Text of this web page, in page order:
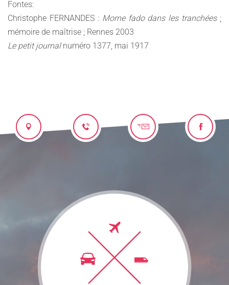
Fontes:
Christophe FERNANDES : Morne fado dans les tranchées;
mémoire de maîtrise ; Rennes 2003
Le petit journalnuméro 1377, mai 1917